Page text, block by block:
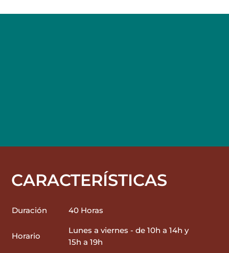
CARACTERÍSTICAS
Duración 40 Horas
Horario
Lunes a viernes - de 10h a 14h y
15h a 19h